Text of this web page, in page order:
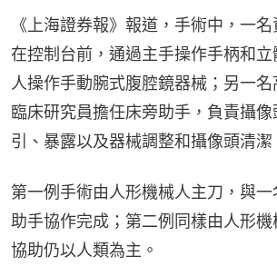
《上海證券報》報道，手術中，一
在控制台前，通過主手操作手柄和
人操作手動腕式腹腔鏡器械；另一
臨床研究員擔任床旁助手，負責攝
引、暴露以及器械調整和攝像頭清潔
第一例手術由人形機械人主刀，與
助手協作完成；第二例同樣由人形
協助仍以人類為主。